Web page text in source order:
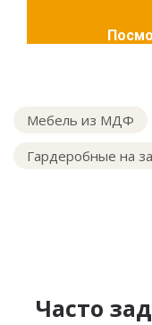
Мебель из МДФ
Гардеробные на
Часто